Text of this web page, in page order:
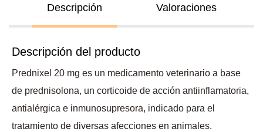
Descripción Valoraciones
Descripción del producto
Prednixel 20 mg es un medicamento veterinario a base
de prednisolona, un corticoide de acción antiinflamatoria,
antialérgica e inmunosupresora, indicado para el
tratamiento de diversas afecciones en animales.